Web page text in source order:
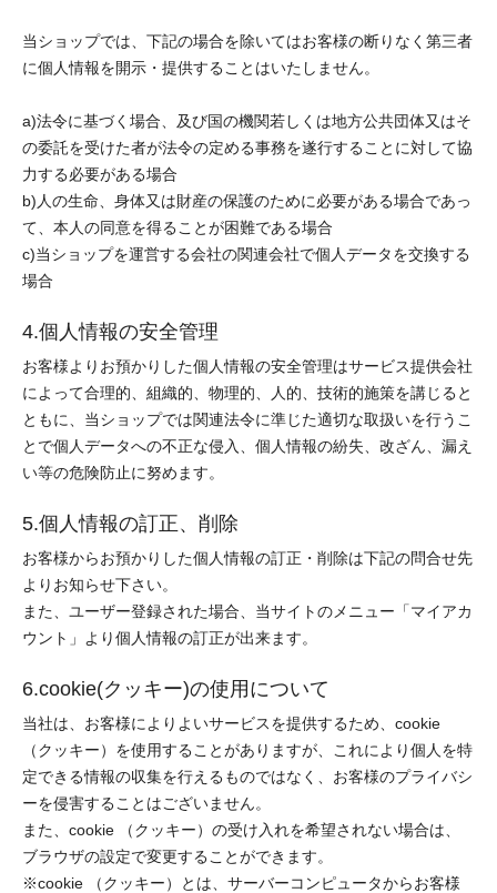
当ショップでは、下記の場合を除いてはお客様の断りなく第三者
に個人情報を開示・提供することはいたしません。
a)法令に基づく場合、及び国の機関若しくは地方公共団体又はそ
の委託を受けた者が法令の定める事務を遂行することに対して協
力する必要がある場合
b)人の生命、身体又は財産の保護のために必要がある場合であっ
て、本人の同意を得ることが困難である場合
c)当ショップを運営する会社の関連会社で個人データを交換する
場合
4.個人情報の安全管理
お客様よりお預かりした個人情報の安全管理はサービス提供会社
によって合理的、組織的、物理的、人的、技術的施策を講じると
ともに、当ショップでは関連法令に準じた適切な取扱いを行うこ
とで個人データへの不正な侵入、個人情報の紛失、改ざん、漏え
い等の危険防止に努めます。
5.個人情報の訂正、削除
お客様からお預かりした個人情報の訂正・削除は下記の問合せ先
よりお知らせ下さい。
また、ユーザー登録された場合、当サイトのメニュー「マイアカ
ウント」より個人情報の訂正が出来ます。
6.cookie(クッキー)の使用について
当社は、お客様によりよいサービスを提供するため、cookie
（クッキー）を使用することがありますが、これにより個人を特
定できる情報の収集を行えるものではなく、お客様のプライバシ
ーを侵害することはございません。
また、cookie （クッキー）の受け入れを希望されない場合は、
ブラウザの設定で変更することができます。
※cookie （クッキー）とは、サーバーコンピュータからお客様